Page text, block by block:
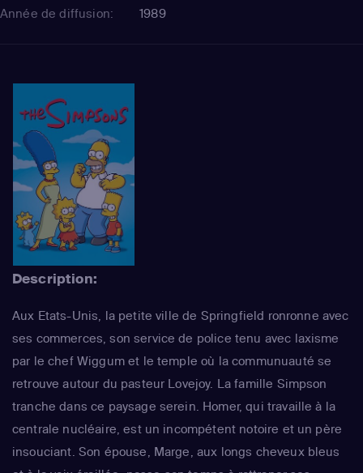
Année de diffusion: 1989
Description:
Aux Etats-Unis, la petite ville de Springfield ronronne avec
ses commerces, son service de police tenu avec laxisme
par le chef Wiggum et le temple où la communuauté se
retrouve autour du pasteur Lovejoy. La famille Simpson
tranche dans ce paysage serein. Homer, qui travaille à la
centrale nucléaire, est un incompétent notoire et un père
insouciant. Son épouse, Marge, aux longs cheveux bleus